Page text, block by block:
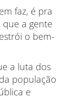
faz, é pra
que a gente
o bem-
a luta dos
população
e